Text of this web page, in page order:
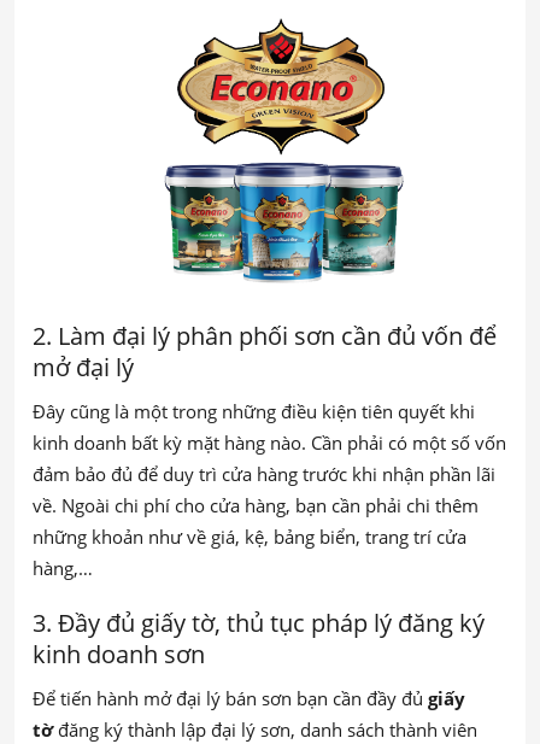
2. Làm đại lý phân phối sơn cần đủ vốn để
mở đại lý
Đây cũng là một trong những điều kiện tiên quyết khi
kinh doanh bất kỳ mặt hàng nào. Cần phải có một số vốn
đảm bảo đủ để duy trì cửa hàng trước khi nhận phần lãi
về. Ngoài chi phí cho cửa hàng, bạn cần phải chi thêm
những khoản như về giá, kệ, bảng biển, trang trí cửa
hàng,…
3. Đầy đủ giấy tờ, thủ tục pháp lý đăng ký
kinh doanh sơn
Để tiến hành mở đại lý bán sơn bạn cần đầy đủ giấy
tờđăng ký thành lập đại lý sơn, danh sách thành viên